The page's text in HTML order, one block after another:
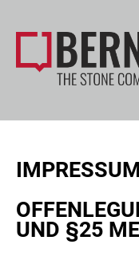
IMPRESSUM
ND §25